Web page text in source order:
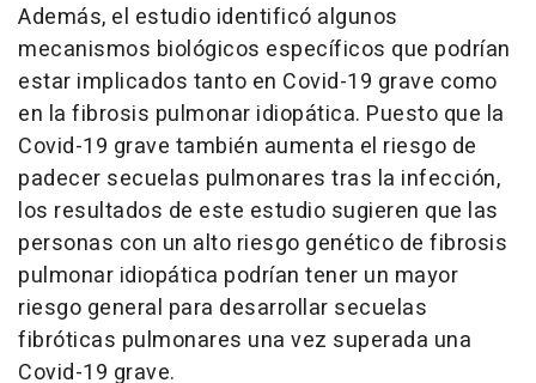
Además, el estudio identificó algunos
mecanismos biológicos específicos que podrían
estar implicados tanto en Covid-19 grave como
en la fibrosis pulmonar idiopática. Puesto que la
Covid-19 grave también aumenta el riesgo de
padecer secuelas pulmonares tras la infección,
los resultados de este estudio sugieren que las
personas con un alto riesgo genético de fibrosis
pulmonar idiopática podrían tener un mayor
riesgo general para desarrollar secuelas
fibróticas pulmonares una vez superada una
Covid-19 grave.